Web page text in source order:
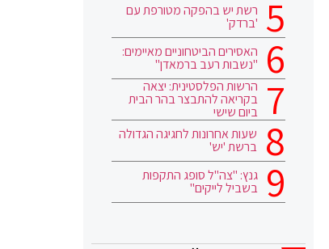
רשת יש בהפקה מטורפת עם
'ברדק'
האסירים הביטחוניים מאיימים:
"נשבות רעב ברמאדן"
הרשות הפלסטינית: יצאה
בקריאה להתבצר בהר הבית
ביום שישי
שעות אחרונות לחגיגה הגדולה
ברשת 'יש'
גנץ: "צה"ל סופג התקפות
בשביל לייקים"